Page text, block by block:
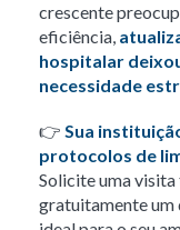
crescente
eficiência,
hospitalar
necessidade
👉 Sua
protocolos de
Solicite uma
gratuitamente um